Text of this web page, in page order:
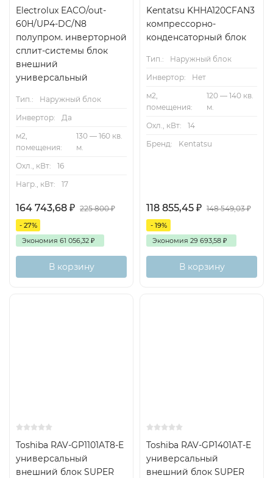
Electrolux EACO/out-
60H/UP4-DC/N8
полупром. инверторной
сплит-системы блок
внешний
универсальный
Тип.:
Наружный блок
Инвертор:
Да
м2,
помещения:
130 — 160 кв.
м.
Охл., кВт:
16
Нагр., кВт:
17
164 743,68 ₽ 225 800₽
- 27%
Экономия 61 056,32 ₽
В корзину
Kentatsu KHHA120CFAN3
компрессорно-
конденсаторный блок
Тип.:
Наружный блок
Инвертор:
Нет
м2,
помещения:
120 — 140 кв.
м.
Охл., кВт:
14
Бренд:
Kentatsu
118 855,45 ₽ 148 549,03₽
- 19%
Экономия 29 693,58 ₽
В корзину
Toshiba RAV-GP1101AT8-E
универсальный
внешний блок SUPER
Toshiba RAV-GP1401AT-E
универсальный
внешний блок SUPER